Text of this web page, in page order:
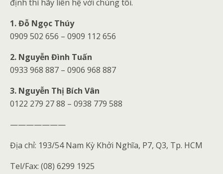
định thì hãy liên hệ với chúng tôi.
1. Đỗ Ngọc Thúy
0909 502 656 – 0909 112 656
2. Nguyễn Đình Tuấn
0933 968 887 – 0906 968 887
3. Nguyễn Thị Bích Vân
0122 279 27 88 – 0938 779 588
———————
Địa chỉ: 193/54 Nam Kỳ Khởi Nghĩa, P7, Q3, Tp. HCM
Tel/Fax: (08) 6299 1925